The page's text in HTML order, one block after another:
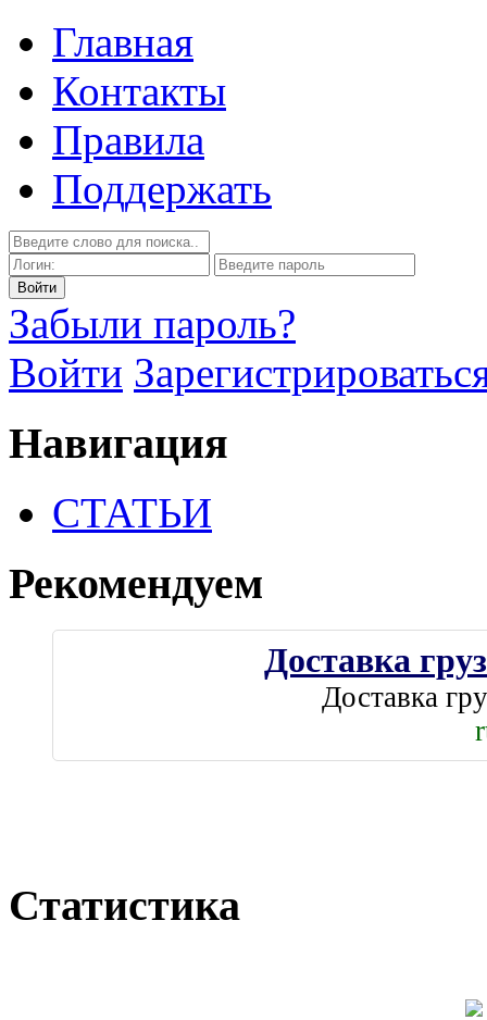
Главная
Контакты
Правила
Поддержать
Забыли пароль?
Войти
Навигация
СТАТЬИ
Рекомендуем
Доставка
Доставка
Статистика